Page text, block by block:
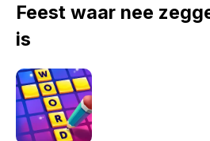
Feest waar nee
is